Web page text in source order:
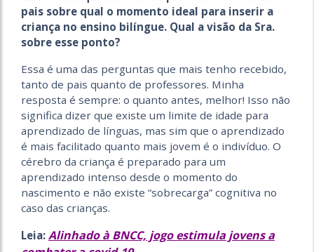
pais sobre qual o momento ideal para inserir a
criança no ensino bilíngue. Qual a visão da Sra.
sobre esse ponto?
Essa é uma das perguntas que mais tenho recebido,
tanto de pais quanto de professores. Minha
resposta é sempre: o quanto antes, melhor! Isso não
significa dizer que existe um limite de idade para
aprendizado de línguas, mas sim que o aprendizado
é mais facilitado quanto mais jovem é o indivíduo. O
cérebro da criança é preparado para um
aprendizado intenso desde o momento do
nascimento e não existe “sobrecarga” cognitiva no
caso das crianças.
Leia: Alinhado à BNCC, jogo estimula jovens a